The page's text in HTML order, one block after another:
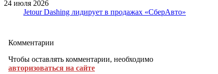
24 июля 2026
Jetour Dashing лидирует в продажах «СберАвто»
Комментарии
Чтобы оставлять комментарии, необходимо
авторизоваться на сайте